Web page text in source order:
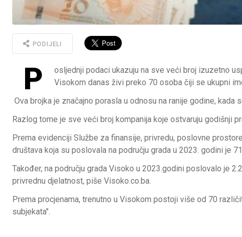
PODIJELI
P
osljednji podaci ukazuju na sve veći broj izuzetno
Visokom danas živi preko 70 osoba čiji se ukupni
Ova brojka je značajno porasla u odnosu na ranije godine, kada
Razlog tome je sve veći broj kompanija koje ostvaruju godišnji
Prema evidenciji Službe za finansije, privredu, poslovne
društava koja su poslovala na području grada u 2023. godini je
Također, na području grada Visoko u 2023.godini poslovalo je
privrednu djelatnost, piše Visoko.co.ba.
Prema procjenama, trenutno u Visokom postoji više od 70
subjekata".